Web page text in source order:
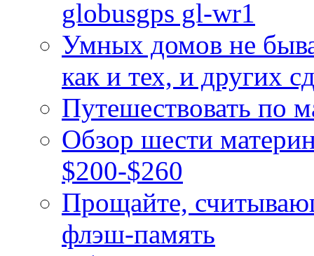
globusgps gl-wr1
Умных домов не
как и тех, и других
Путешествовать по
Обзор шести
$200-$260
Прощайте,
флэш-память